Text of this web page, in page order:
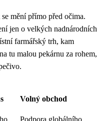
mění přímo před očima.
jen o velkých nadnárodních
farmářský trh, kam
tu malou pekárnu za rohem,
Volný obchod
Podpora globálního